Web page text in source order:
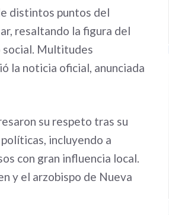
distintos puntos del
resaltando la figura del
social. Multitudes
la noticia oficial, anunciada
su respeto tras su
incluyendo a
con gran influencia local.
y el arzobispo de Nueva